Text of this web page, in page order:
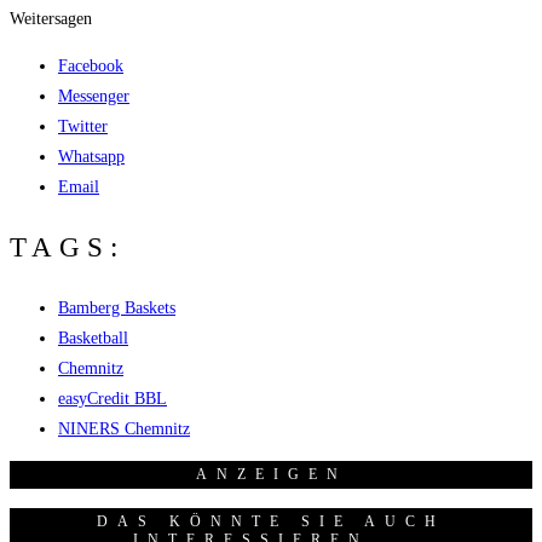
Weitersagen
Facebook
Messenger
Twitter
Whatsapp
Email
TAGS:
Bamberg Baskets
Basketball
Chemnitz
easyCredit BBL
NINERS Chemnitz
ANZEI­GEN
DAS KÖNNTE SIE AUCH